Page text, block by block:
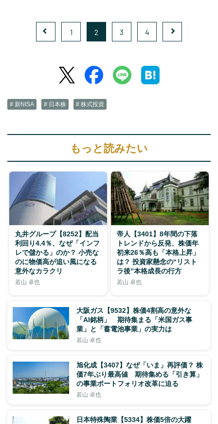
1 2 3 4
# 新NISA # 日本株 # 株式投資
もっと読みたい
丸井グループ【8252】配当
利回り4.4％、なぜ「インフ
レで儲かる」のか？ 小売な
のに物価高が追い風になる
意外なカラクリ
若山 卓也
帝人【3401】8年間の下落
トレンドから反発、株価年
初来26％高も「本格上昇」
は？ 投資家懸念の“リスト
ラ後”本格成長の行方
若山 卓也
大阪ガス【9532】株価4割高の意外な
「AI銘柄」 期待集まる「米国ガス事
業」と「蓄電池事業」の実力は
若山 卓也
旭化成【3407】なぜ「いま」再評価？ 株
価7年ぶり最高値 期待集める「引き算」
の事業ポートフォリオ改革に迫る
若山 卓也
日本特殊陶業【5334】株価5倍の大躍